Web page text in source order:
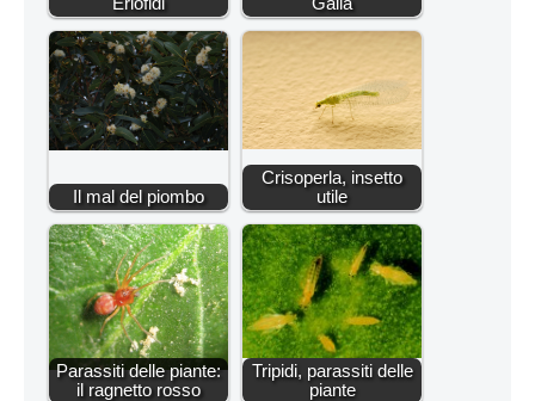
Il mal del piombo
Crisoperla, insetto
utile
Parassiti delle piante:
il ragnetto rosso
Tripidi, parassiti delle
piante